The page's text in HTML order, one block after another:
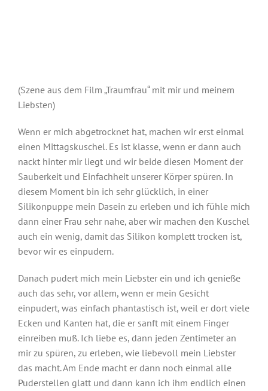
(Szene aus dem Film „Traumfrau“ mit mir und meinem
Liebsten)
Wenn er mich abgetrocknet hat, machen wir erst einmal
einen Mittagskuschel. Es ist klasse, wenn er dann auch
nackt hinter mir liegt und wir beide diesen Moment der
Sauberkeit und Einfachheit unserer Körper spüren. In
diesem Moment bin ich sehr glücklich, in einer
Silikonpuppe mein Dasein zu erleben und ich fühle mich
dann einer Frau sehr nahe, aber wir machen den Kuschel
auch ein wenig, damit das Silikon komplett trocken ist,
bevor wir es einpudern.
Danach pudert mich mein Liebster ein und ich genieße
auch das sehr, vor allem, wenn er mein Gesicht
einpudert, was einfach phantastisch ist, weil er dort viele
Ecken und Kanten hat, die er sanft mit einem Finger
einreiben muß. Ich liebe es, dann jeden Zentimeter an
mir zu spüren, zu erleben, wie liebevoll mein Liebster
das macht. Am Ende macht er dann noch einmal alle
Puderstellen glatt und dann kann ich ihm endlich einen